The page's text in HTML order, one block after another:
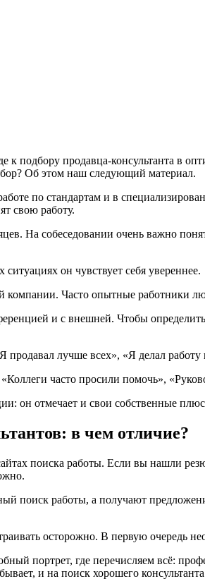
подбору продавца-консультанта в
Об этом наш следующий материал.
по стандартам и в
свою работу.
На собеседовании очень важно
он чувствует себя увереннее.
Часто опытные работники
и с внешней. Чтобы
лучше всех», «Я делал работу
часто просили помочь»,
он отмечает и свои собственные
в чем отличие?
поиска работы. Если вы нашли
поиск работы, а получают
осторожно. В первую очередь
портрет, где перечисляем всё:
и на поиск хорошего